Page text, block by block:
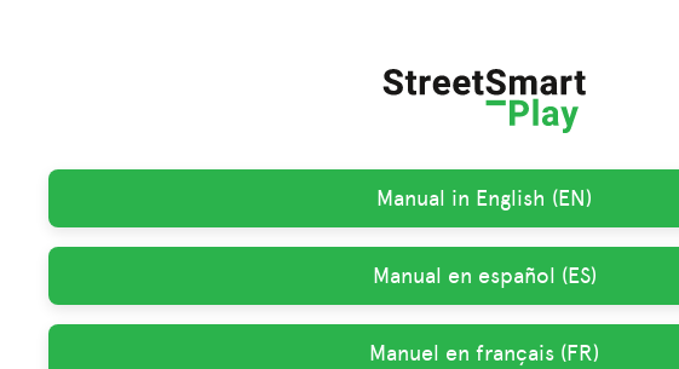
Manual in English (EN)
Manual en español (ES)
Manuel en français (FR)